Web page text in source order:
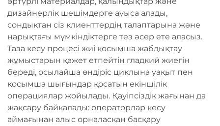
дизайнерлік шешімдерге ауыса алады,
сондықтан сіз клиенттердің талаптарына және
нарықтағы мүмкіндіктерге тез әсер ете аласыз.
Таза кесу процесі жиі қосымша жабдықтау
жұмыстарын қажет етпейтін гладкий жиегін
береді, осылайша өндіріс циклына уақыт пен
қосымша шығындар қосатын екіншілік
операциялар жойылады. Қауіпсіздік жағынан да
жақсару байқалады: операторлар кесу
аймағынан алыс орналасқан басқару